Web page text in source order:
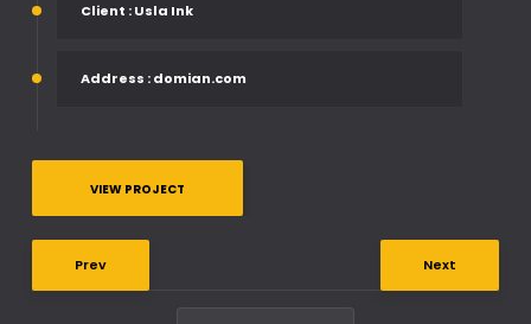
Client : Usla Ink
Address : domian.com
VIEW PROJECT
Prev Next